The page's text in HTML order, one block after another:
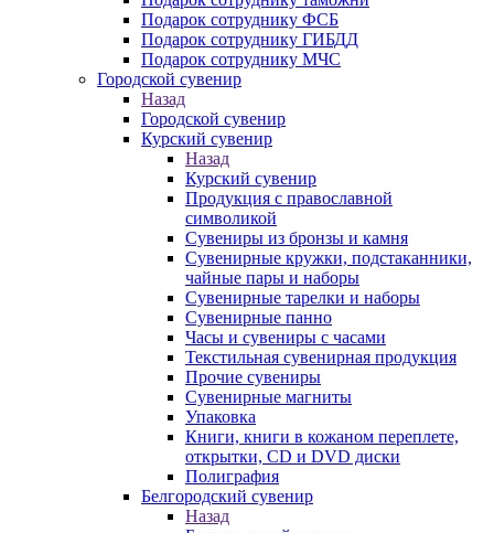
Подарок сотруднику ФСБ
Подарок сотруднику ГИБДД
Подарок сотруднику МЧС
Городской сувенир
Назад
Городской сувенир
Курский сувенир
Назад
Курский сувенир
Продукция с православной
символикой
Сувениры из бронзы и камня
Сувенирные кружки, подстаканники,
чайные пары и наборы
Сувенирные тарелки и наборы
Сувенирные панно
Часы и сувениры с часами
Текстильная сувенирная продукция
Прочие сувениры
Сувенирные магниты
Упаковка
Книги, книги в кожаном переплете,
открытки, CD и DVD диски
Полиграфия
Белгородский сувенир
Назад